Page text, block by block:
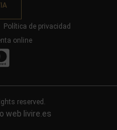
Política de privacidad
online
reserved.
web livire.es